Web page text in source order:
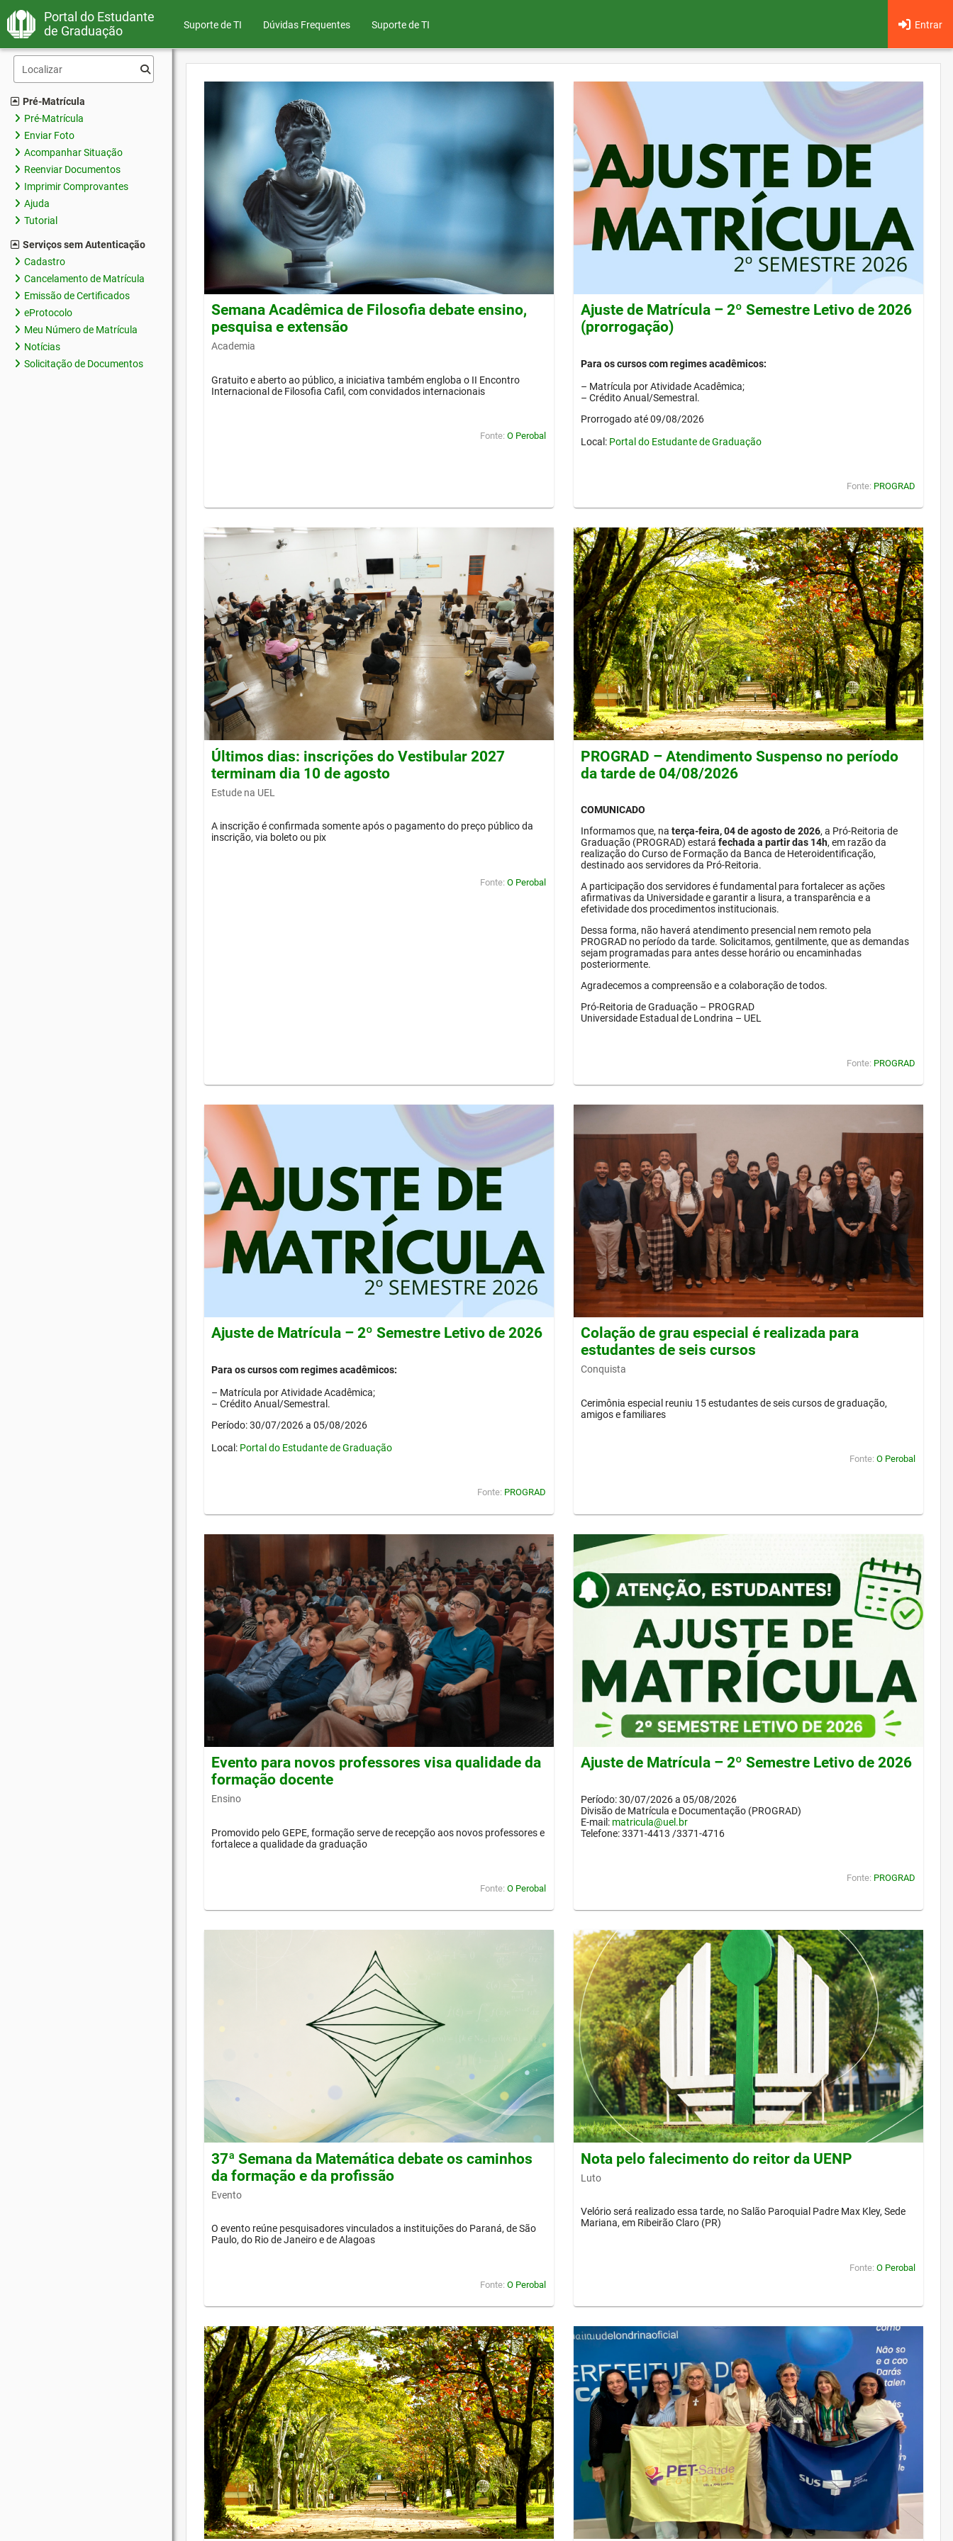
Portal do Estudante
de Graduação
Suporte de TI Dúvidas Frequentes Entrar
Suporte de TI
Pré-Matrícula
Pré-Matrícula
Enviar Foto
Acompanhar Situação
Reenviar Documentos
Imprimir Comprovantes
Ajuda
Tutorial
Serviços sem Autenticação
Cadastro
Cancelamento de Matrícula
Emissão de Certificados
eProtocolo
Meu Número de Matrícula
Notícias
Solicitação de Documentos
Semana Acadêmica de Filosofia debate ensino,
pesquisa e extensão
Academia
Gratuito e aberto ao público, a iniciativa também engloba o II Encontro
Internacional de Filosofia Cafil, com convidados internacionais
Fonte: O Perobal
Ajuste de Matrícula – 2º Semestre Letivo de 2026
(prorrogação)
Para os cursos com regimes acadêmicos:
– Matrícula por Atividade Acadêmica;
– Crédito Anual/Semestral.
Prorrogado até 09/08/2026
Local: Portal do Estudante de Graduação
Fonte: PROGRAD
Últimos dias: inscrições do Vestibular 2027
terminam dia 10 de agosto
Estude na UEL
A inscrição é confirmada somente após o pagamento do preço público da
inscrição, via boleto ou pix
Fonte: O Perobal
PROGRAD – Atendimento Suspenso no período
da tarde de 04/08/2026
COMUNICADO
Informamos que, na terça-feira, 04 de agosto de 2026, a Pró-Reitoria de
Graduação (PROGRAD) estará fechada a partir das 14h, em razão da
realização do Curso de Formação da Banca de Heteroidentificação,
destinado aos servidores da Pró-Reitoria.
A participação dos servidores é fundamental para fortalecer as ações
afirmativas da Universidade e garantir a lisura, a transparência e a
efetividade dos procedimentos institucionais.
Dessa forma, não haverá atendimento presencial nem remoto pela
PROGRAD no período da tarde. Solicitamos, gentilmente, que as demandas
sejam programadas para antes desse horário ou encaminhadas
posteriormente.
Agradecemos a compreensão e a colaboração de todos.
Pró-Reitoria de Graduação – PROGRAD
Universidade Estadual de Londrina – UEL
Fonte: PROGRAD
Ajuste de Matrícula – 2º Semestre Letivo de 2026
Para os cursos com regimes acadêmicos:
– Matrícula por Atividade Acadêmica;
– Crédito Anual/Semestral.
Período: 30/07/2026 a 05/08/2026
Local: Portal do Estudante de Graduação
Fonte: PROGRAD
Colação de grau especial é realizada para
estudantes de seis cursos
Conquista
Cerimônia especial reuniu 15 estudantes de seis cursos de graduação,
amigos e familiares
Fonte: O Perobal
Evento para novos professores visa qualidade da
formação docente
Ensino
Promovido pelo GEPE, formação serve de recepção aos novos professores e
fortalece a qualidade da graduação
Fonte: O Perobal
Ajuste de Matrícula – 2º Semestre Letivo de 2026
Período: 30/07/2026 a 05/08/2026
Divisão de Matrícula e Documentação (PROGRAD)
E-mail: matricula@uel.br
Telefone: 3371-4413 /3371-4716
Fonte: PROGRAD
37ª Semana da Matemática debate os caminhos
da formação e da profissão
Evento
O evento reúne pesquisadores vinculados a instituições do Paraná, de São
Paulo, do Rio de Janeiro e de Alagoas
Fonte: O Perobal
Nota pelo falecimento do reitor da UENP
Luto
Velório será realizado essa tarde, no Salão Paroquial Padre Max Kley, Sede
Mariana, em Ribeirão Claro (PR)
Fonte: O Perobal